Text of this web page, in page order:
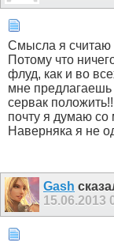
Смысла я считаю
Потому что
флуд, как и во
мне
сервак
почту я думаю со
Наверняка я не
Gash
15.06.2013